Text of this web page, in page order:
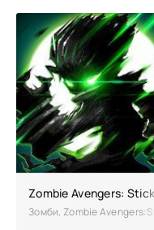
Zombie Avengers:
Зомби, Zombie